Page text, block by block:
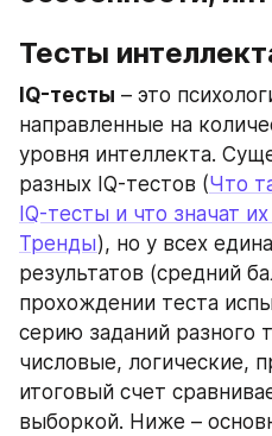
Тесты
IQ-тесты – это
направленные на
уровня интеллекта.
разных IQ-тестов (Что
IQ-тесты и что значат
Тренды), но у всех
результатов (средний
прохождении теста
серию заданий разного
числовые, логические,
итоговый счет
выборкой. Ниже –